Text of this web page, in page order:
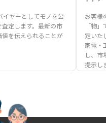
ヤーとしてモノを公
定します。最新の市
を伝えられることが
お客様
「物
定いた
家電・
し、市
提示し